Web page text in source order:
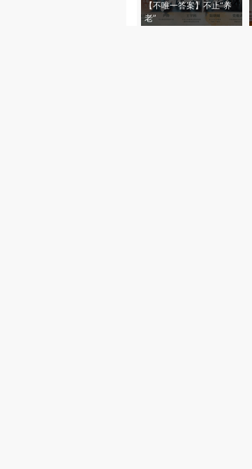
【不唯一答案】不止“养
老”